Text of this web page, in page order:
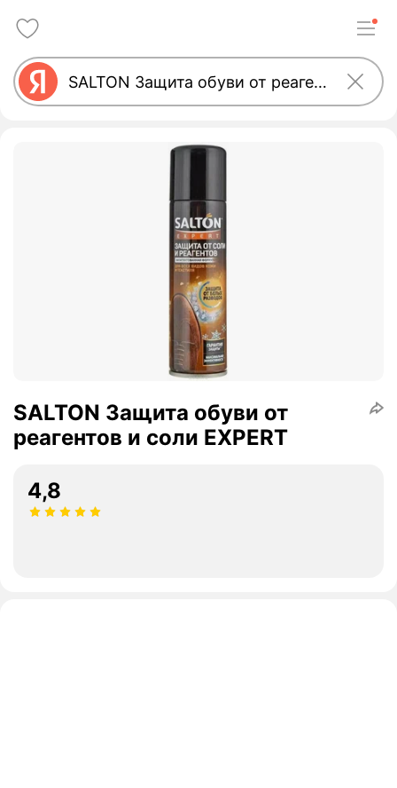
SALTON Защита обуви от
реагентов и соли EXPERT
4,8